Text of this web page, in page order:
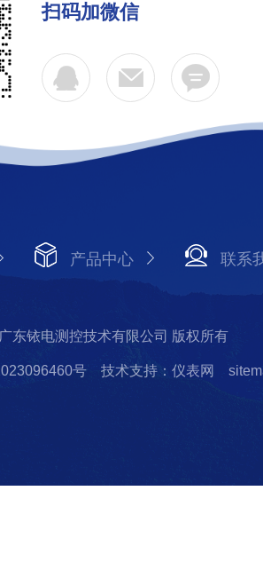
扫码加微信
产品中心 联系
东铱电测控技术有限公司 版权所有
号 技术支持：仪表网